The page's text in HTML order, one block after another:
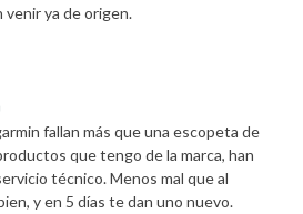
venir ya de origen.
fallan más que una escopeta de
que tengo de la marca, han
técnico. Menos mal que al
y en 5 días te dan uno nuevo.